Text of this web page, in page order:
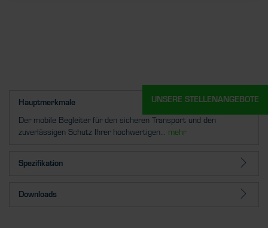
Hauptmerkmale
Der mobile Begleiter für den sicheren Transport und den
zuverlässigen Schutz Ihrer hochwertigen... mehr
Spezifikation
Downloads
UNSERE STELLENANGEBOTE